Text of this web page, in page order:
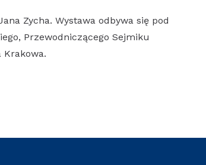
Zycha. Wystawa odbywa się pod
Przewodniczącego Sejmiku
Krakowa.